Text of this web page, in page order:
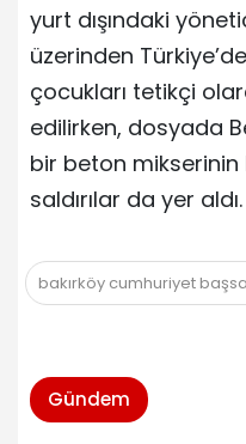
yurt dışındaki
üzerinden
çocukları tetikçi
edilirken, dosyada
bir beton mikserinin
saldırılar da yer aldı.
bakırköy cumhuriyet
Gündem